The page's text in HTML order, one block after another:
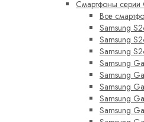
Смартфоны серии
Все
Samsung
Samsung
Samsung
Samsung
Samsung
Samsung
Samsung
Samsung